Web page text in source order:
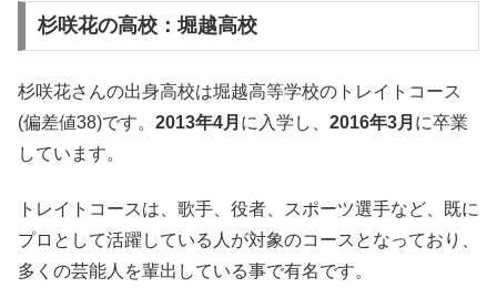
杉咲花の高校：堀越高校
杉咲花さんの出身高校は堀越高等学校のトレイトコース
(偏差値38)です。 2013年4月 に入学し、 2016年3月 に卒業
しています。
トレイトコースは、歌手、役者、スポーツ選手など、既に
プロとして活躍している人が対象のコースとなっており、
多くの芸能人を輩出している事で有名です。